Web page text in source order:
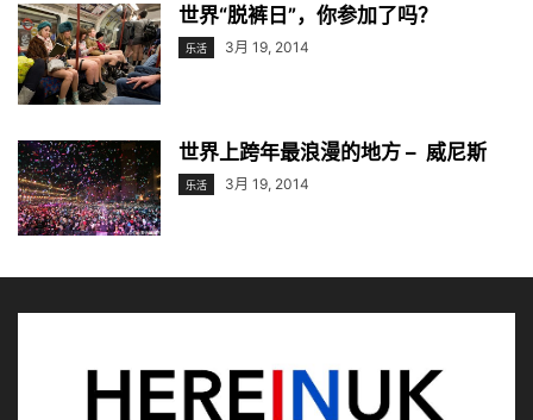
世界“脱裤日”，你参加了吗？
乐活 3月 19, 2014
世界上跨年最浪漫的地方 – 威尼斯
乐活 3月 19, 2014